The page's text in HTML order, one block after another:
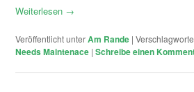
Weiterlesen →
Veröffentlicht unterAm Rande |
Needs Maintenace |Schreibe einen